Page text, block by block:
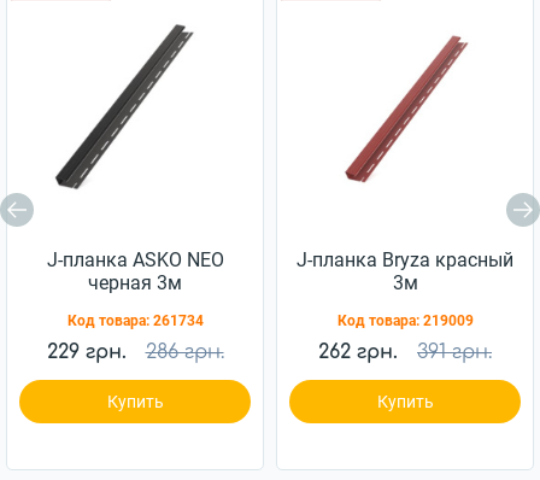
J-планка ASKO NEO
черная 3м
Код товара: 261734
229 грн. 286 грн.
Купить
J-планка Bryza красный
3м
Код товара: 219009
262 грн. 391 грн.
Купить